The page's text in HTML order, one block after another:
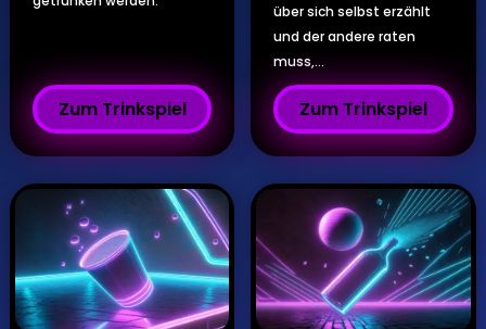
Zum Trinkspiel
über sich selbst erzählt
und der andere raten
muss,...
Zum Trinkspiel